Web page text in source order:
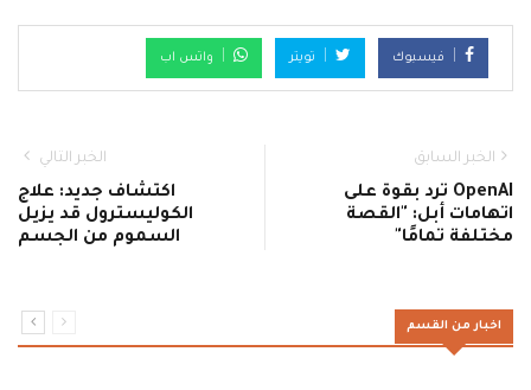
فيسبوك تويتر واتس اب
الخبر السابق
OpenAI ترد بقوة على
اتهامات أبل: "القصة
مختلفة تمامًا"
الخبر التالي
اكتشاف جديد: علاج
الكوليسترول قد يزيل
السموم من الجسم
اخبار من القسم